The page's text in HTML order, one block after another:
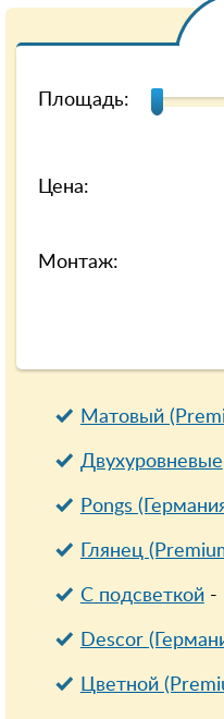
Площадь:
Цена:
Монтаж:
Матовый
Двухуровневые
Pongs
Глянец
С подсветкой-
Descor
Цветной